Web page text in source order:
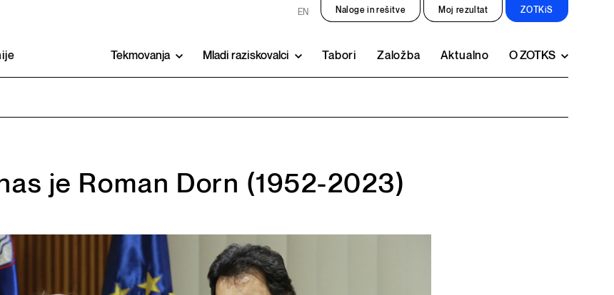
EN Naloge in rešitve Moj rezultat ZOTKiS
Tekmovanja Mladi raziskovalci Tabori Založba Aktualno O ZOTKS
je Roman Dorn (1952-2023)